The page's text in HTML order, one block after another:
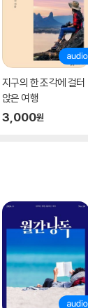
데는 거창한 말이
심 어린 이야기 하
마다 열어볼 책이
아름다운 마음의
지구의 한 조각에 걸터
앉은 여행
3,000원